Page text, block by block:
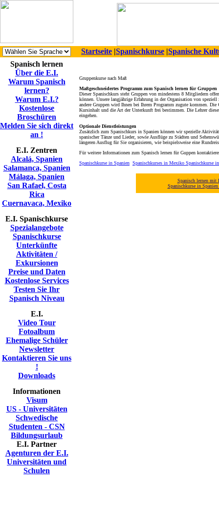
Startseite |Spanischkurse |Spanische
Spanisch lernen
Über die E.I.
Warum Spanisch
lernen?
Warum E.I.?
Kostenlose
Broschüren
Melden Sie sich direkt
an !
E.I. Zentren
Alcalá, Spanien
Salamanca, Spanien
Málaga, Spanien
San Rafael, Costa
Rica
Cuernavaca, Mexiko
E.I. Spanischkurse
Spezialangebote
Spanischkurse
Unterkünfte
Aktivitäten /
Exkursionen
Preise und Daten
Kostenlose Services
Testen Sie Ihr
Spanisch Niveau
E.I.
Video Tour
Fotoalbum
Ehemalige Schüler
Newsletter
Kontaktieren Sie uns
!
Downloads
Informationen
Visum
US - Universitäten
Schwedische
Studenten - CSN
Bildungsurlaub
E.I. Partner
Agenturen der E.I.
Universitäten und
Schulen
Gruppenkurse nach Maß
Maßgeschneidertes Programm zum Spanisch lernen für Gruppen
Dieser Spanischkurs steht Gruppen von mindestens 8 Mitgliedern
können. Unsere langjährige Erfahrung in der Organisation von
andere Gruppen wird Ihnen bei Ihrem Programm zugute kommen.
Kursinhalt und die Art der Unterkunft frei bestimmen. Die Lehrer
eingehen.
Optionale Dienstleistungen
Zusätzlich zum Spanischkurs in Spanien können wir spezielle
spanischer Tänze und Lieder, sowie Ausflüge zu Städten und
längeren Ausflug für Sie organisieren, wie beispielsweise eine
Für weitere Informationen zum Spanisch lernen für Guppen
Spanischkurse in Spanien Spanischkurses in Mexiko Spanischkurse
Spanisch lernen mit
Spanischkurse in Spanien